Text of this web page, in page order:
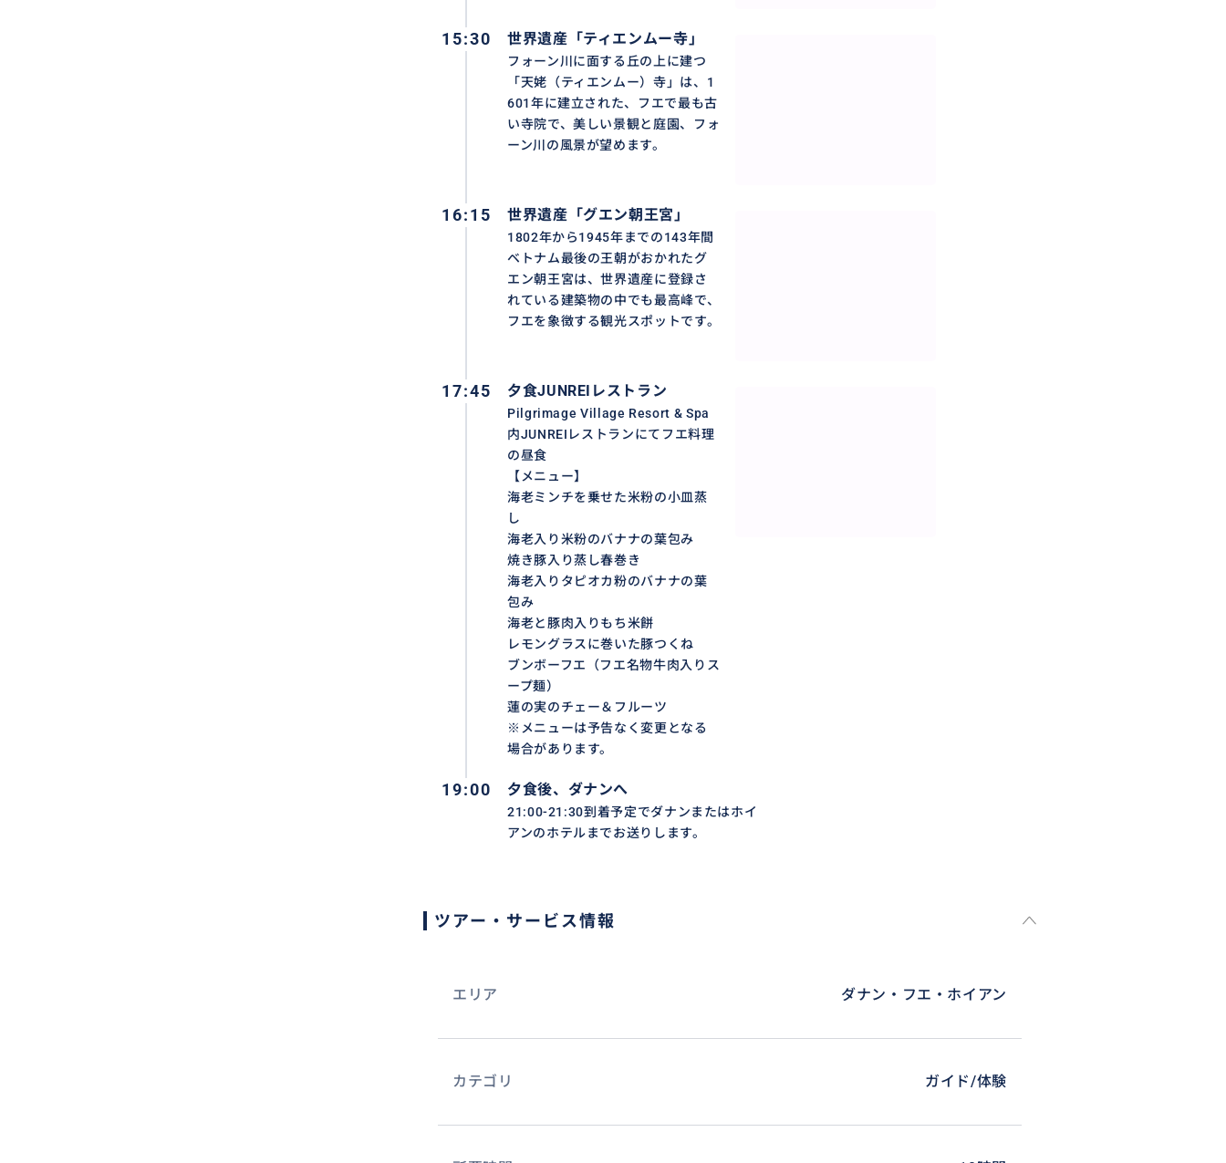
15:30 世界遺産「ティエンムー寺」
フォーン川に面する丘の上に建つ
「天姥（ティエンムー）寺」は、1
601年に建立された、フエで最も古
い寺院で、美しい景観と庭園、フォ
ーン川の風景が望めます。
16:15 世界遺産「グエン朝王宮」
1802年から1945年までの143年間
ベトナム最後の王朝がおかれたグ
エン朝王宮は、世界遺産に登録さ
れている建築物の中でも最高峰で、
フエを象徴する観光スポットです。
17:45 夕食JUNREIレストラン
Pilgrimage Village Resort & Spa
内JUNREIレストランにてフエ料理
の昼食
【メニュー】
海老ミンチを乗せた米粉の小皿蒸
し
海老入り米粉のバナナの葉包み
焼き豚入り蒸し春巻き
海老入りタピオカ粉のバナナの葉
包み
海老と豚肉入りもち米餅
レモングラスに巻いた豚つくね
ブンボーフエ（フエ名物牛肉入りス
ープ麺）
蓮の実のチェー＆フルーツ
※メニューは予告なく変更となる
場合があります。
19:00 夕食後、ダナンへ
21:00-21:30到着予定でダナンまたはホイ
アンのホテルまでお送りします。
ツアー・サービス情報
エリア ダナン・フエ・ホイアン
カテゴリ ガイド/体験